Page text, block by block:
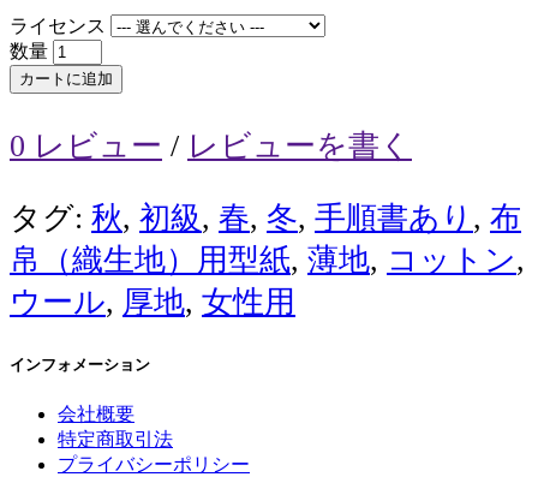
ライセンス
数量
カートに追加
0 レビュー / レビューを書く
タグ: 秋, 初級, 春, 冬, 手順書あり , 布
帛（織生地）用型紙, 薄地, コットン,
ウール, 厚地, 女性用
インフォメーション
会社概要
特定商取引法
プライバシーポリシー